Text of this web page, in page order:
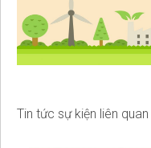
Tin tức sự kiện liên quan